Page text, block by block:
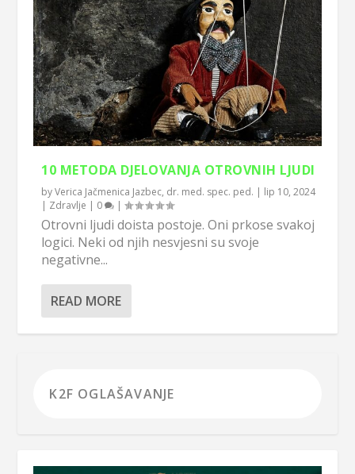
10 METODA DJELOVANJA OTROVNIH LJUDI
byVerica Jačmenica Jazbec, dr. med. spec. ped. | lip 10, 2024
| Zdravlje | 0 |
Otrovni ljudi doista postoje. Oni prkose svakoj
logici. Neki od njih nesvjesni su svoje
negativne...
READ MORE